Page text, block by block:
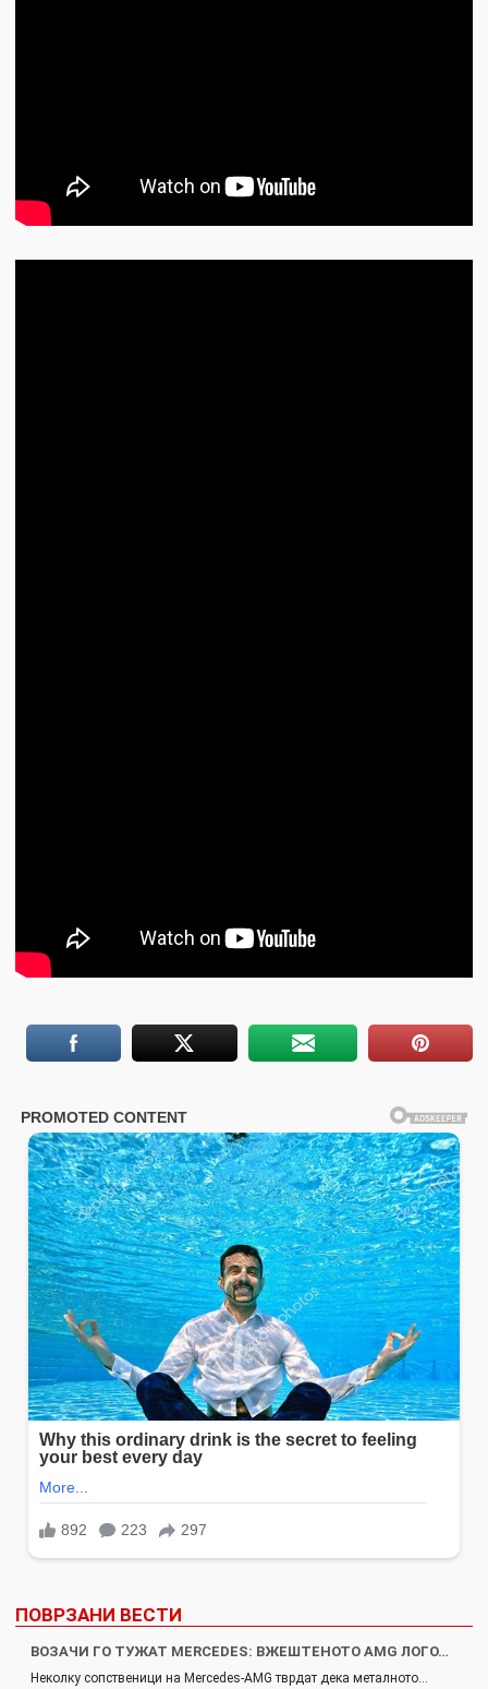
ПОВРЗАНИ ВЕСТИ
ВОЗАЧИ ГО ТУЖАТ MERCEDES: ВЖЕШТЕНОТО AMG ЛОГО…
Неколку сопственици на Mercedes-AMG тврдат дека металното…